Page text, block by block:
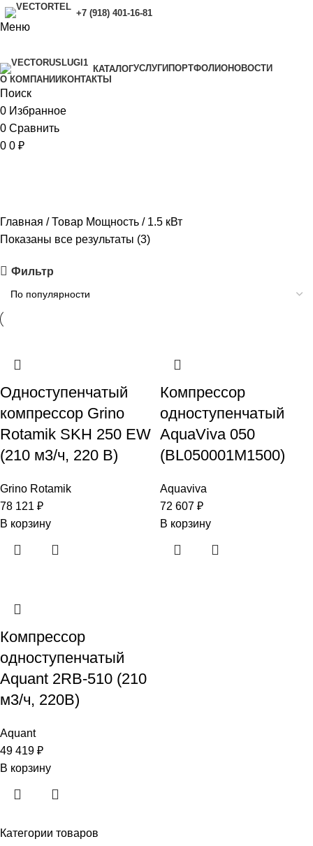
+7 (918) 401-16-81
Меню
КАТАЛОГУСЛУГИ ПОРТФОЛИОНОВОСТИ
O КОМПАНИИ КОНТАКТЫ
Поиск
0 Избранное
0 Сравнить
0 0 ₽
Категории товаров
Главная Товар Мощность
1.5 кВт
Показаны все результаты (3)
Фильтр
Одноступенчатый
компрессор Grino
Rotamik SKH 250 EW
(210 м3/ч, 220 В)
Grino Rotamik
78 121 ₽
В корзину
Компрессор
одноступенчатый
AquaViva 050
(BL050001M1500)
Aquaviva
72 607 ₽
В корзину
Компрессор
одноступенчатый
Aquant 2RB-510 (210
м3/ч, 220B)
Aquant
49 419 ₽
В корзину